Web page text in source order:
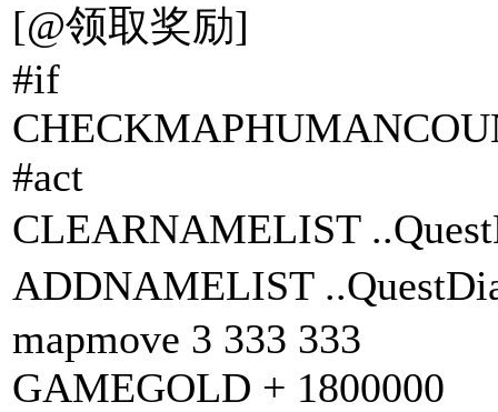
[@领取奖励]
#if
#act
CLEARNAMELIST
ADDNAMELIST
mapmove 3 333 333
GAMEGOLD + 1800000